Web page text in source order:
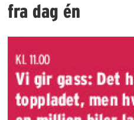
fra dag én